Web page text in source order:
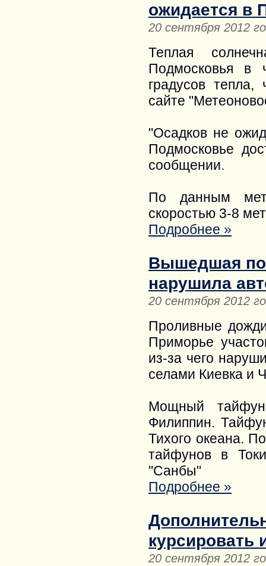
ожидается в
20 сентября 2012
Теплая
Подмосковья в
градусов
сайте
"Осадков не
Подмосковье
сообщении.
По данным
скоростью 3-8
Подробнее »
Вышедшая
нарушила
20 сентября 2012
Проливные
Приморье
из-за чего
селами Киевка и
Мощный
Филиппин.
Тихого океана.
тайфунов в
"Санбы"
Подробнее »
курсировать
20 сентября 2012